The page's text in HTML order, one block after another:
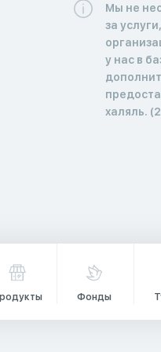
Мы не
за
у нас в
халяль.
Фонды